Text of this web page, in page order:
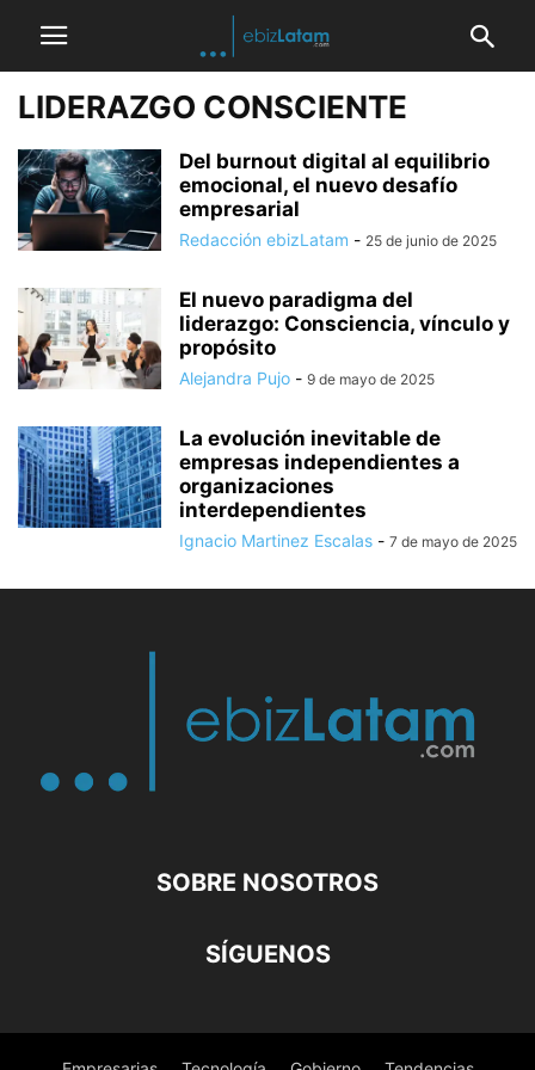
LIDERAZGO CONSCIENTE
Del burnout digital al equilibrio
emocional, el nuevo desafío
empresarial
Redacción ebizLatam - 25 de junio de 2025
El nuevo paradigma del
liderazgo: Consciencia, vínculo y
propósito
Alejandra Pujo - 9 de mayo de 2025
La evolución inevitable de
empresas independientes a
organizaciones
interdependientes
Ignacio Martinez Escalas - 7 de mayo de 2025
SOBRE NOSOTROS
SÍGUENOS